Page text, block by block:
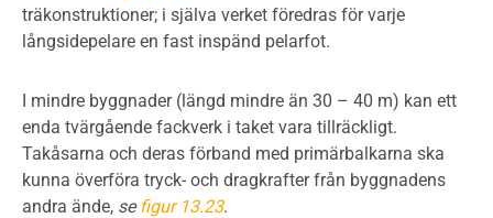
träkonstruktioner; i själva verket föredras för varje
långsidepelare en fast inspänd pelarfot.
I mindre byggnader (längd mindre än 30 – 40 m) kan ett
enda tvärgående fackverk i taket vara tillräckligt.
Takåsarna och deras förband med primärbalkarna ska
kunna överföra tryck- och dragkrafter från byggnadens
andra ände, sefigur 13.23.